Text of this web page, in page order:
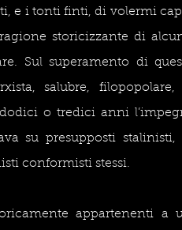
e i tonti finti, di volermi
storicizzante di
Sul superamento di
salubre,
o tredici anni
su presupposti
conformisti stessi.
appartenenti a